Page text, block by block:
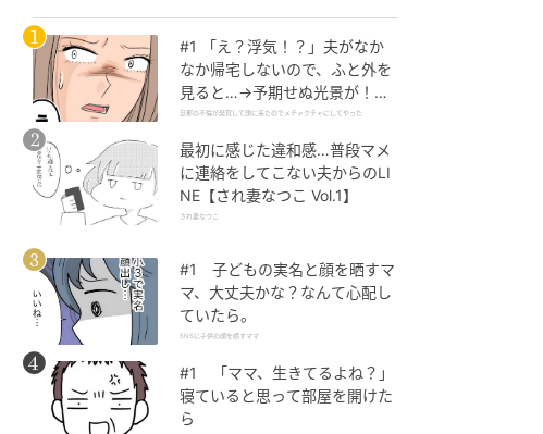
#1 「え？浮気！？」夫がなか
なか帰宅しないので、ふと外を
見ると…→予期せぬ光景が！｜
旦那の不倫が発覚して頭に来た
旦那の不倫が発覚して頭に来たのでメチャクチャにしてやった
最初に感じた違和感…普段マメ
に連絡をしてこない夫からのLI
NE【され妻なつこ Vol.1】
され妻なつこ
#1 子どもの実名と顔を晒すマ
マ、大丈夫かな？なんて心配し
ていたら。
SNSに子供の顔を晒すママ
#1 「ママ、生きてるよね？」
寝ていると思って部屋を開けた
ら